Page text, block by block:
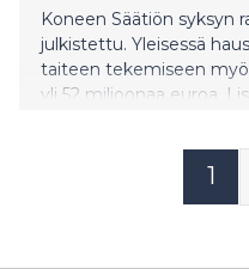
Koneen Säätiön syksyn
julkistettu. Yleisessä
taiteen tekemiseen
yli 52 miljoonaa euroa.
miljoonaa euroa
1